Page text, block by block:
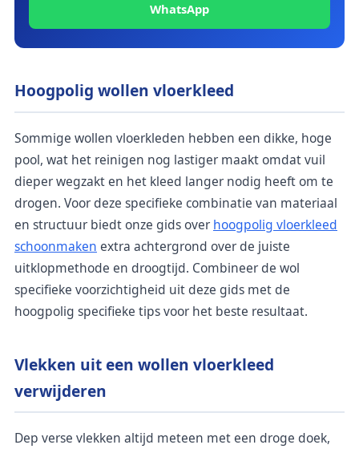
WhatsApp
Hoogpolig wollen vloerkleed
Sommige wollen vloerkleden hebben een dikke, hoge
pool, wat het reinigen nog lastiger maakt omdat vuil
dieper wegzakt en het kleed langer nodig heeft om te
drogen. Voor deze specifieke combinatie van materiaal
en structuur biedt onze gids over hoogpolig vloerkleed
schoonmaken extra achtergrond over de juiste
uitklopmethode en droogtijd. Combineer de wol
specifieke voorzichtigheid uit deze gids met de
hoogpolig specifieke tips voor het beste resultaat.
Vlekken uit een wollen vloerkleed
verwijderen
Dep verse vlekken altijd meteen met een droge doek,